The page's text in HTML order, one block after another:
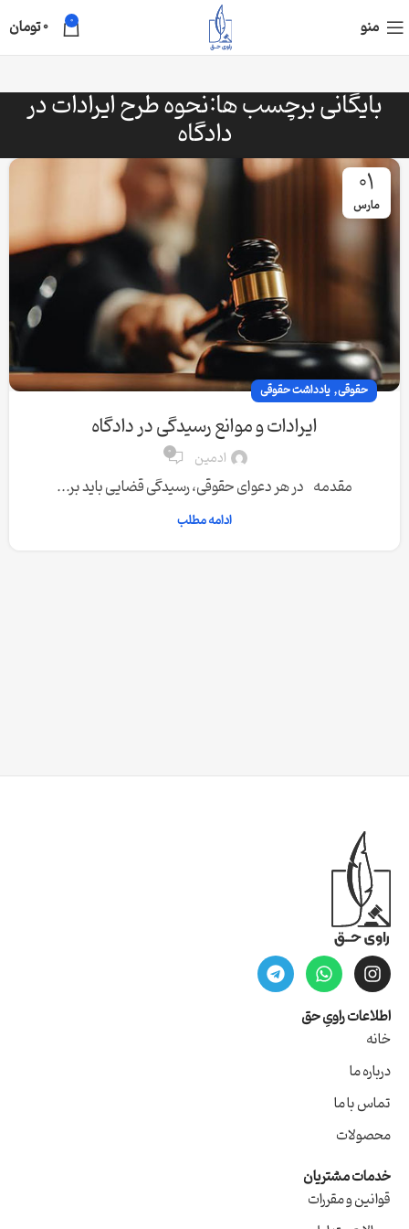
منو 0
0تومان
بایگانی برچسب ها:نحوه طرح ایرادات در
دادگاه
01
مارس
حقوقی, یادداشت حقوقی
ایرادات و موانع رسیدگی در دادگاه
ادمین 0
مقدمه در هر دعوای حقوقی، رسیدگی قضایی باید بر...
ادامه مطلب
اطلاعات راویِ حق
خانه
درباره ما
تماس با ما
محصولات
خدمات مشتریان
قوانین و مقررات